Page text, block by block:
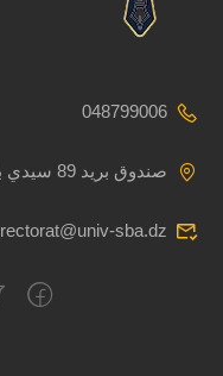
048799006
صندوق بريد 89 سيدي بلعباس الجزائر
rectorat@univ-sba.dz